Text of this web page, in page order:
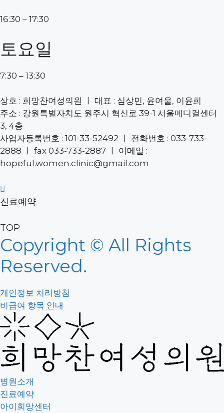
16:30 – 17:30
토요일
7:30 – 13:30
상호 : 희망찬여성의원 ㅣ 대표 : 심상민, 윤여울, 이윤희
주소 : 강원특별자치도 원주시 혁신로 39-1 서울메디컬센터
3, 4층
사업자등록번호 : 101-33-52492 ㅣ 전화번호 : 033-733-
2888 ㅣ fax 033-733-2887 ㅣ 이메일 :
hopeful.women.clinic@gmail.com
진료예약
TOP
Copyright © All Rights
Reserved.
개인정보 처리방침
비급여 항목 안내
병원소개
진료예약
아이희망센터